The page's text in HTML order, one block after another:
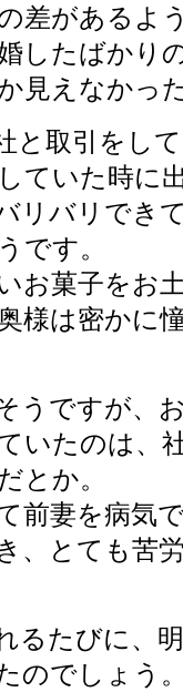
差があるよ
したばかり
見えなかっ
と取引をし
ていた時に
リバリでき
です。
お菓子をお
様は密かに
うですが、
いたのは、
とか。
前妻を病気
、とても苦
るたびに、
のでしょう